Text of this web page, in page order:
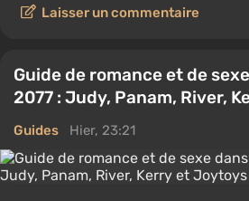
Laisser un commentaire
Guide de romance et de
2077 : Judy, Panam, River,
Guides Hier, 23:21